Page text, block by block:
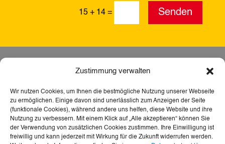
Zustimmung verwalten
Wir nutzen Cookies, um Ihnen die bestmögliche Nutzung unserer Webseite
zu ermöglichen. Einige davon sind unerlässlich zum Anzeigen der Seite
(funktionale Cookies), während andere uns helfen, diese Website und ihre
Nutzung zu verbessern. Mit einem Klick auf „Alle akzeptieren“ können Sie
der Verwendung von zusätzlichen Cookies zustimmen. Ihre Einwilligung ist
freiwillig und kann jederzeit mit Wirkung für die Zukunft widerrufen werden.
15 + 14 = Senden